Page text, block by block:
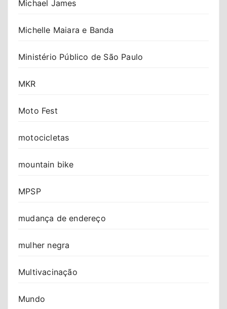
Michael James
Michelle Maiara e Banda
Ministério Público de São Paulo
MKR
Moto Fest
motocicletas
mountain bike
MPSP
mudança de endereço
mulher negra
Multivacinação
Mundo